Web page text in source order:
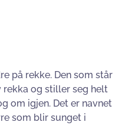
på rekke. Den som står
rekka og stiller seg helt
om igjen. Det er navnet
som blir sunget i